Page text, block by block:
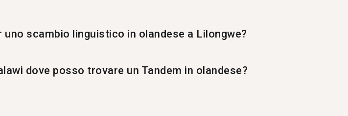
scambio linguistico in olandese a Lilongwe?
dove posso trovare un Tandem in olandese?